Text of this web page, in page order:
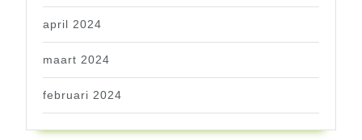
april 2024
maart 2024
februari 2024